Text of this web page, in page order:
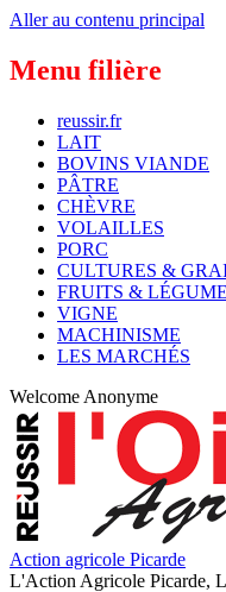
Aller au contenu principal
Menu filière
reussir.fr
LAIT
BOVINS VIANDE
PÂTRE
CHÈVRE
VOLAILLES
PORC
CULTURES &
FRUITS &
VIGNE
MACHINISME
LES MARCHÉS
Welcome Anonyme
Action agricole Picarde
L'Action Agricole Picarde,